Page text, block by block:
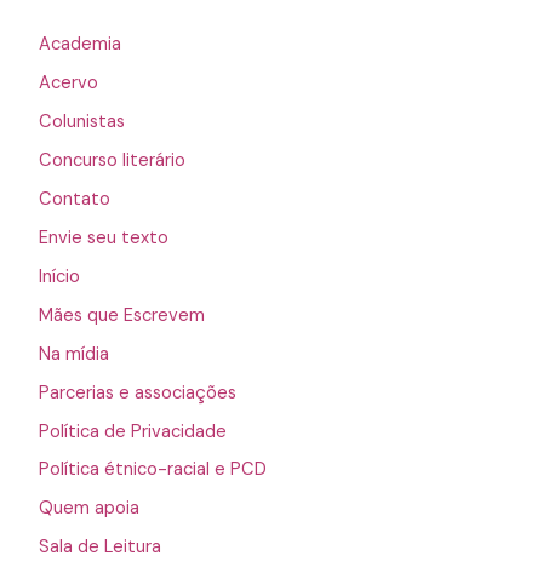
Academia
Acervo
Colunistas
Concurso literário
Contato
Envie seu texto
Início
Mães que Escrevem
Na mídia
Parcerias e associações
Política de Privacidade
Política étnico-racial e PCD
Quem apoia
Sala de Leitura